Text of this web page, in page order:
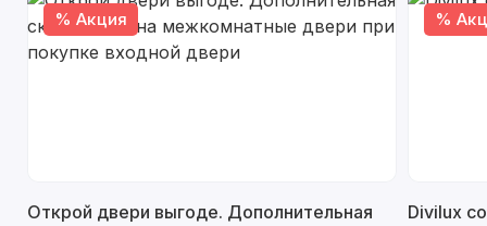
% Акция
Открой двери выгоде. Дополнительная
%
Divilux